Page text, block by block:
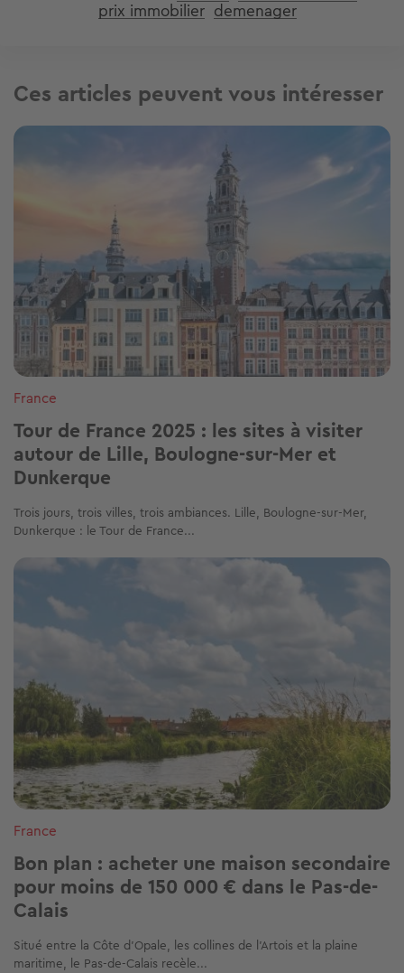
prix immobilier demenager
Ces articles peuvent vous intéresser
Image
France
Tour de France 2025 : les sites à visiter
autour de Lille, Boulogne-sur-Mer et
Dunkerque
Trois jours, trois villes, trois ambiances. Lille, Boulogne-sur-Mer,
Dunkerque : le Tour de France...
Image
France
Bon plan : acheter une maison secondaire
pour moins de 150 000 € dans le Pas-de-
Calais
Situé entre la Côte d’Opale, les collines de l’Artois et la plaine
maritime, le Pas-de-Calais recèle...